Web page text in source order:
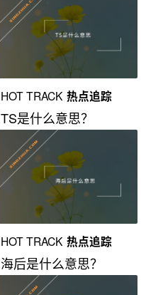
HOT TRACK 热点追踪
TS是什么意思？
HOT TRACK 热点追踪
海后是什么意思？